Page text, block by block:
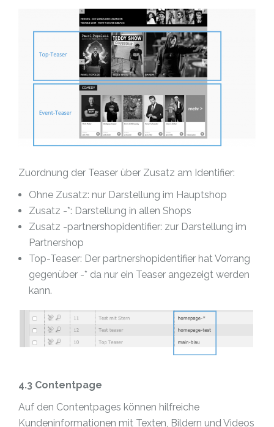
Zuordnung der Teaser über Zusatz am Identifier:
Ohne Zusatz: nur Darstellung im Hauptshop
Zusatz -*: Darstellung in allen Shops
Zusatz -partnershopidentifier: zur Darstellung im
Partnershop
Top-Teaser: Der partnershopidentifier hat Vorrang
gegenüber -* da nur ein Teaser angezeigt werden
kann.
4.3 Contentpage
Auf den Contentpages können hilfreiche
Kundeninformationen mit Texten, Bildern und Videos